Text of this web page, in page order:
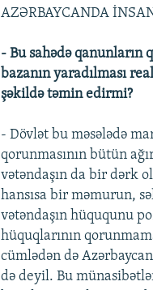
AZƏRBAYCANDA
- Bu sahədə
bazanın yaradılması
şəkildə təmin edirmi?
- Dövlət bu məsələdə
qorunmasının bütün
vətəndaşın da bir dərk
hansısa bir məmurun,
vətəndaşın hüququnu
hüquqlarının
cümlədən də
də deyil. Bu